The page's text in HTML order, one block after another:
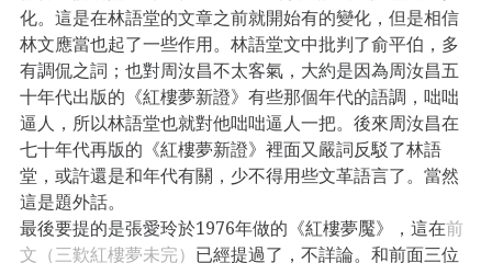
化。這是在林語堂的文章之前就開始有的變化，但是相信
林文應當也起了一些作用。林語堂文中批判了俞平伯，多
有調侃之詞；也對周汝昌不太客氣，大約是因為周汝昌五
十年代出版的《紅樓夢新證》有些那個年代的語調，咄咄
逼人，所以林語堂也就對他咄咄逼人一把。後來周汝昌在
七十年代再版的《紅樓夢新證》裡面又嚴詞反駁了林語
堂，或許還是和年代有關，少不得用些文革語言了。當然
這是題外話。
最後要提的是張愛玲於1976年做的《紅樓夢魘》，這在前
文（三歎紅樓夢未完） 已經提過了，不詳論。和前面三位